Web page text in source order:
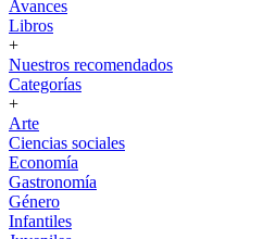
Avances
Libros
+
Nuestros recomendados
Categorías
+
Arte
Ciencias sociales
Economía
Gastronomía
Género
Infantiles